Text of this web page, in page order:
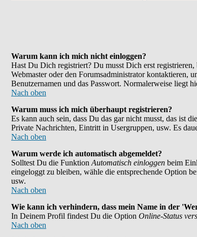
Warum kann ich mich nicht einloggen?
Hast Du Dich registriert? Du musst Dich erst
Webmaster oder den Forumsadministrator kontaktieren,
Benutzernamen und das Passwort. Normalerweise liegt
Nach oben
Warum muss ich mich überhaupt registrieren?
Es kann auch sein, dass Du das gar nicht musst, das ist
Private Nachrichten, Eintritt in Usergruppen, usw. Es
Nach oben
Warum werde ich automatisch abgemeldet?
Solltest Du die Funktion Automatisch einloggen beim
eingeloggt zu bleiben, wähle die entsprechende Option
usw.
Nach oben
Wie kann ich verhindern, dass mein Name in der
In Deinem Profil findest Du die Option Online-Status
Nach oben